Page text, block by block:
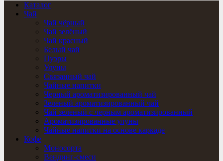
Каталог
Чай
Чай чёрный
Чай зелёный
Чай красный
Белый чай
Пуэры
Улуны
Связанный чай
Чайные напитки
Черный ароматизированный чай
Зеленый ароматизированный чай
Чай зеленый с черным ароматизированный
Ароматизированные улуны
Чайные напитки на основе каркаде
Кофе
Моносорта
Вендинг-смеси